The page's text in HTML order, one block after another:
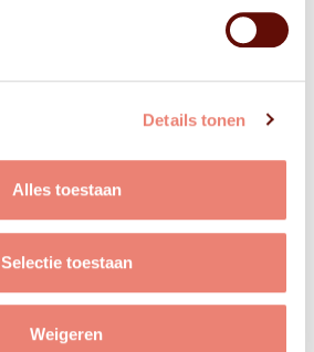
Details tonen
Alles toestaan
Selectie toestaan
Weigeren